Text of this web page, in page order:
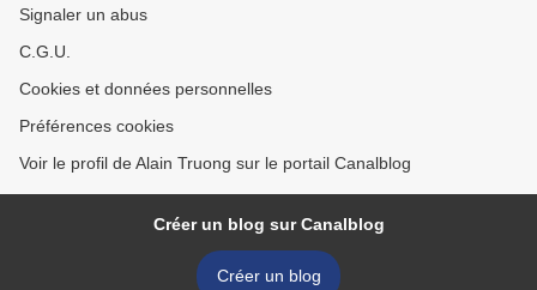
Signaler un abus
C.G.U.
Cookies et données personnelles
Préférences cookies
Voir le profil de Alain Truong sur le portail Canalblog
Créer un blog sur Canalblog
Créer un blog